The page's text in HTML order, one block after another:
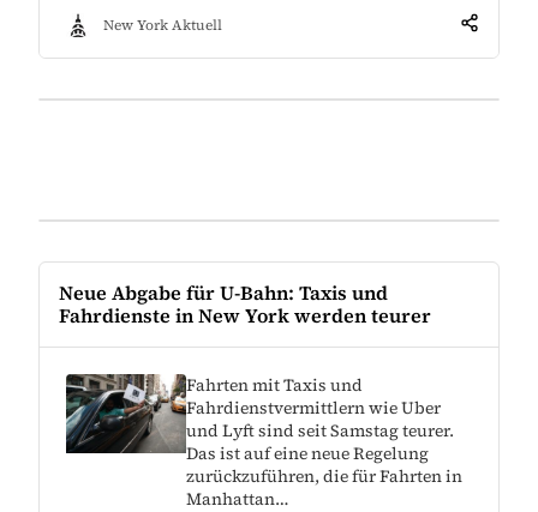
New York Aktuell
Neue Abgabe für U-Bahn: Taxis und
Fahrdienste in New York werden teurer
Fahrten mit Taxis und
Fahrdienstvermittlern wie Uber
und Lyft sind seit Samstag teurer.
Das ist auf eine neue Regelung
zurückzuführen, die für Fahrten in
Manhattan…